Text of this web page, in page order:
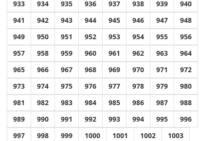
933 934 935 936 937 938 939
940
941
942 943 944 945 946 947
948
949
950 951 952 953 954 955
956
957
958 959 960 961 962 963
964
965
966 967 968 969 970 971
972
973
974 975 976 977 978 979
980
981
982 983 984 985 986 987
988
989
990 991 992 993 994 995
996
997
998 999 1000 1001 1002
1003